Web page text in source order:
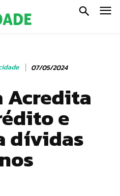
07/05/2024
Acredita
e
dívidas